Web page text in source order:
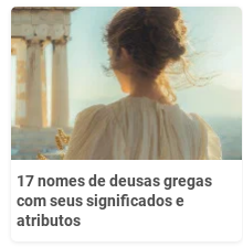
Este conteúdo não tem a
Outro
17 nomes de deusas gregas
com seus significados e
atributos